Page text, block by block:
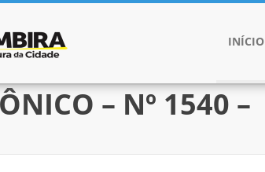
INÍCIO
– Nº 1540 –